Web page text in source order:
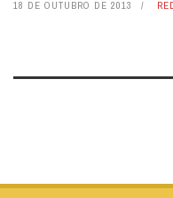
18 DE OUTUBRO DE 2013